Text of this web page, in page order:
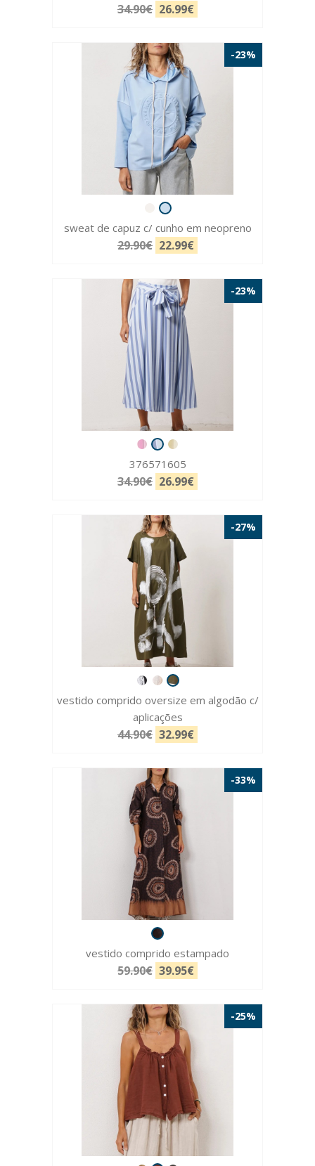
34.90€ 26.99€
-23%
sweat de capuz c/ cunho em neopreno
29.90€ 22.99€
-23%
376571605
34.90€ 26.99€
-27%
vestido comprido oversize em algodão c/
aplicações
44.90€ 32.99€
-33%
vestido comprido estampado
59.90€ 39.95€
-25%